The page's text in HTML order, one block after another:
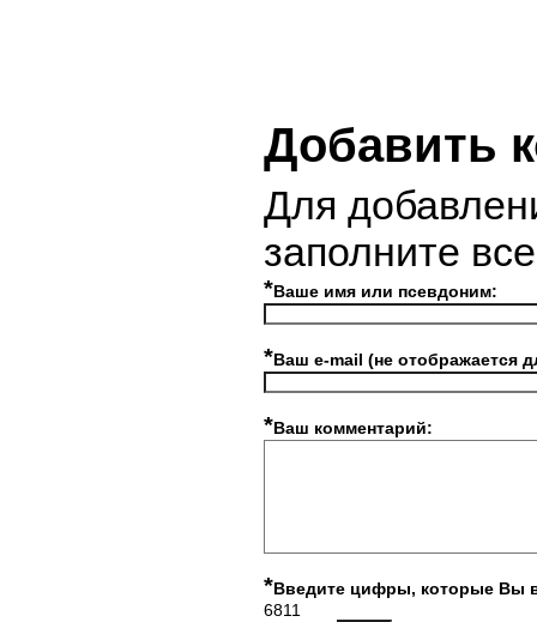
Добавить
Для
заполните
*Ваше имя или псевдоним:
*Ваш e-mail (не отображается
*Ваш комментарий:
*Введите цифры, которые Вы
6811